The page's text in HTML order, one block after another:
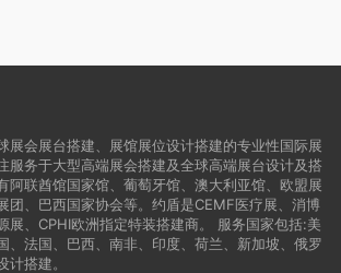
展会展台搭建、展馆展位设计搭建的专业性国际展
服务于大型高端展会搭建及全球高端展台设计及搭
阿联酋馆国家馆、葡萄牙馆、澳大利亚馆、欧盟展
团、巴西国家协会等。约盾是CEMF医疗展、消博
展、CPHI欧洲指定特装搭建商。 服务国家包括:美
、法国、巴西、南非、印度、荷兰、新加坡、俄罗
搭建。